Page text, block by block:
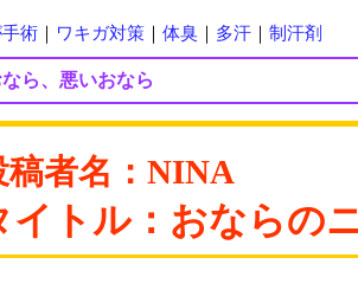
術 ワキガ対策 体臭 多汗 制汗剤
なら、悪いおなら
稿者名：NINA
イトル：おならの